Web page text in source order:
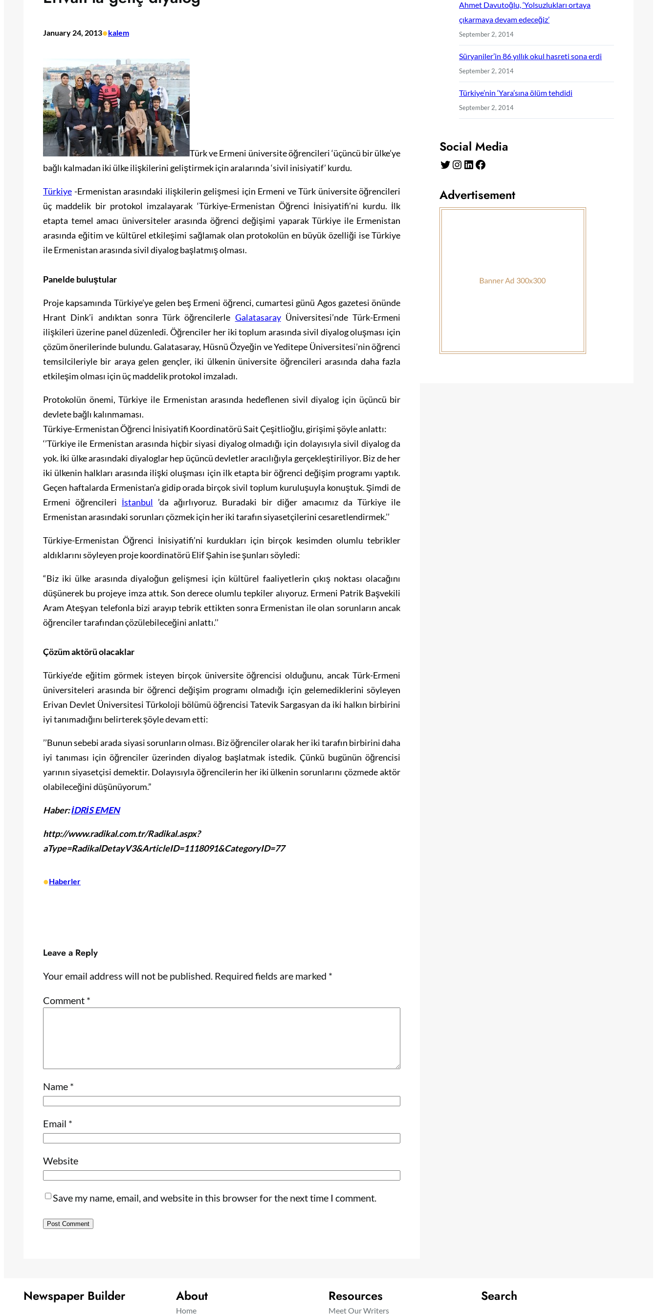
January 24, 2013•kalem
Türk ve Ermeni üniversite öğrencileri ‘üçüncü bir ülke’ye
bağlı kalmadan iki ülke ilişkilerini geliştirmek için aralarında ‘sivil inisiyatif’ kurdu.
Türkiye -Ermenistan arasındaki ilişkilerin gelişmesi için Ermeni ve Türk üniversite öğrencileri
üç maddelik bir protokol imzalayarak ‘Türkiye-Ermenistan Öğrenci İnisiyatifi’ni kurdu. İlk
etapta temel amacı üniversiteler arasında öğrenci değişimi yaparak Türkiye ile Ermenistan
arasında eğitim ve kültürel etkileşimi sağlamak olan protokolün en büyük özelliği ise Türkiye
ile Ermenistan arasında sivil diyalog başlatmış olması.
Panelde buluştular
Proje kapsamında Türkiye’ye gelen beş Ermeni öğrenci, cumartesi günü Agos gazetesi önünde
Hrant Dink’i andıktan sonra Türk öğrencilerle GalatasarayÜniversitesi’nde Türk-Ermeni
ilişkileri üzerine panel düzenledi. Öğrenciler her iki toplum arasında sivil diyalog oluşması için
çözüm önerilerinde bulundu. Galatasaray, Hüsnü Özyeğin ve Yeditepe Üniversitesi’nin öğrenci
temsilcileriyle bir araya gelen gençler, iki ülkenin üniversite öğrencileri arasında daha fazla
etkileşim olması için üç maddelik protokol imzaladı.
Protokolün önemi, Türkiye ile Ermenistan arasında hedeflenen sivil diyalog için üçüncü bir
devlete bağlı kalınmaması.
Türkiye-Ermenistan Öğrenci İnisiyatifi Koordinatörü Sait Çeşitlioğlu, girişimi şöyle anlattı:
‘’Türkiye ile Ermenistan arasında hiçbir siyasi diyalog olmadığı için dolayısıyla sivil diyalog da
yok. İki ülke arasındaki diyaloglar hep üçüncü devletler aracılığıyla gerçekleştiriliyor. Biz de her
iki ülkenin halkları arasında ilişki oluşması için ilk etapta bir öğrenci değişim programı yaptık.
Geçen haftalarda Ermenistan’a gidip orada birçok sivil toplum kuruluşuyla konuştuk. Şimdi de
Ermeni öğrencileri İstanbul ’da ağırlıyoruz. Buradaki bir diğer amacımız da Türkiye ile
Ermenistan arasındaki sorunları çözmek için her iki tarafın siyasetçilerini cesaretlendirmek.’’
Türkiye-Ermenistan Öğrenci İnisiyatifi’ni kurdukları için birçok kesimden olumlu tebrikler
aldıklarını söyleyen proje koordinatörü Elif Şahin ise şunları söyledi:
“Biz iki ülke arasında diyaloğun gelişmesi için kültürel faaliyetlerin çıkış noktası olacağını
düşünerek bu projeye imza attık. Son derece olumlu tepkiler alıyoruz. Ermeni Patrik Başvekili
Aram Ateşyan telefonla bizi arayıp tebrik ettikten sonra Ermenistan ile olan sorunların ancak
öğrenciler tarafından çözülebileceğini anlattı.’’
Çözüm aktörü olacaklar
Türkiye’de eğitim görmek isteyen birçok üniversite öğrencisi olduğunu, ancak Türk-Ermeni
üniversiteleri arasında bir öğrenci değişim programı olmadığı için gelemediklerini söyleyen
Erivan Devlet Üniversitesi Türkoloji bölümü öğrencisi Tatevik Sargasyan da iki halkın birbirini
iyi tanımadığını belirterek şöyle devam etti:
’’Bunun sebebi arada siyasi sorunların olması. Biz öğrenciler olarak her iki tarafın birbirini daha
iyi tanıması için öğrenciler üzerinden diyalog başlatmak istedik. Çünkü bugünün öğrencisi
yarının siyasetçisi demektir. Dolayısıyla öğrencilerin her iki ülkenin sorunlarını çözmede aktör
olabileceğini düşünüyorum.”
Haber:İDRİS EMEN
http://www.radikal.com.tr/Radikal.aspx?
aType=RadikalDetayV3&ArticleID=1118091&CategoryID=77
•Haberler
Leave a Reply
Your email address will not be published. Required fields are marked *
Comment *
Name *
Email *
Website
Save my name, email, and website in this browser for the next time I comment.
Ahmet Davutoğlu, ‘Yolsuzlukları ortaya
çıkarmaya devam edeceğiz’
September 2, 2014
Süryaniler’in 86 yıllık okul hasreti sona erdi
September 2, 2014
Türkiye’nin ‘Yara’sına ölüm tehdidi
September 2, 2014
Social Media
Twitter Instagram LinkedIn Facebook
Advertisement
Newspaper Builder About
Home
Resources
Meet Our Writers
Search